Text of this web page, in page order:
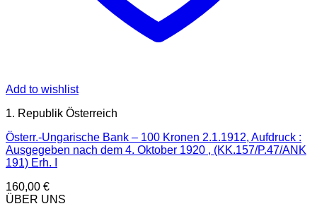
Add to wishlist
1. Republik Österreich
Österr.-Ungarische Bank – 100 Kronen 2.1.1912, Aufdruck :
Ausgegeben nach dem 4. Oktober 1920 , (KK.157/P.47/ANK
191) Erh. I
160,00 €
ÜBER UNS